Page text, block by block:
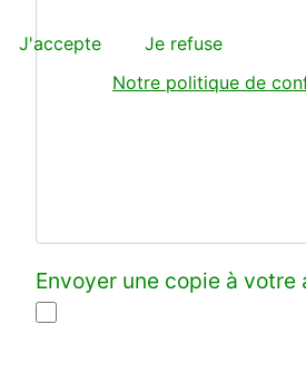
Envoyer une copie à votre
J'accepte
Je refuse
Notre politique de